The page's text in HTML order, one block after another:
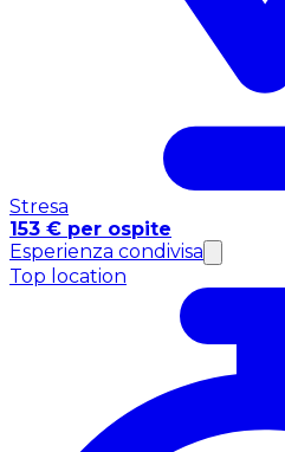
Stresa
153 € per ospite
Esperienza condivisa
Top location